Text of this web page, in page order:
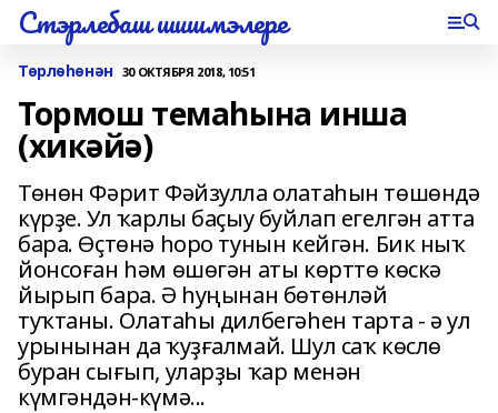
Стэрлебаш шишмэлере
Төрлөһөнән 30 ОКТЯБРЯ 2018, 10:51
Тормош темаһына инша
(хикәйә)
Төнөн Фәрит Фәйзулла олатаһын төшөндә
күрҙе. Ул ҡарлы баҫыу буйлап егелгән атта
бара. Өҫтөнә һоро тунын кейгән. Бик ныҡ
йонсоған һәм өшөгән аты көрттө көскә
йырып бара. Ә һуңынан бөтөнләй
туҡтаны. Олатаһы дилбегәһен тарта - ә ул
урынынан да ҡуҙғалмай. Шул саҡ көслө
буран сығып, уларҙы ҡар менән
күмгәндән-күмә...